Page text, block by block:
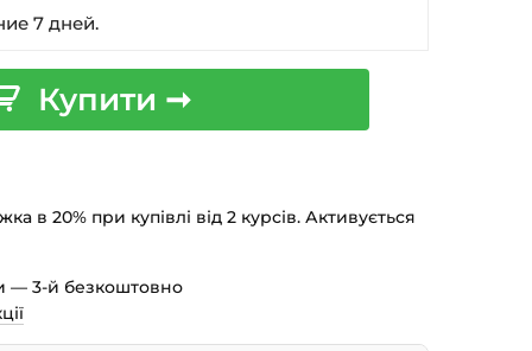
малювання не потрібно.
для вас темпі
закінчення
7 дней.
Купити ➞
в 20% при купівлі від 2 курсів. Активується
— 3-й безкоштовно